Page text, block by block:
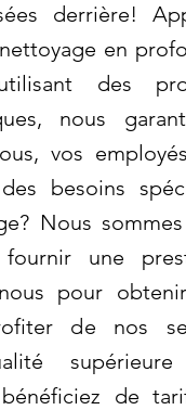
derrière!
en
des
nous
vos
besoins
Nous
une
pour
de nos
de